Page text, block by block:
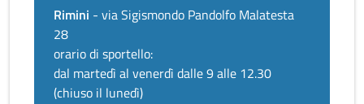
Rimini - via Sigismondo Pandolfo Malatesta
28
orario di sportello:
dal martedì al venerdì dalle 9 alle 12.30
(chiuso il lunedì)